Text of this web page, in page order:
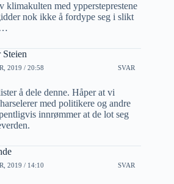
klimakulten med yppersteprestene
nok ikke å fordype seg i slikt
2019 / 20:58 SVAR
å dele denne. Håper at vi
med politikere og andre
innrømmer at de lot seg
2019 / 14:10 SVAR